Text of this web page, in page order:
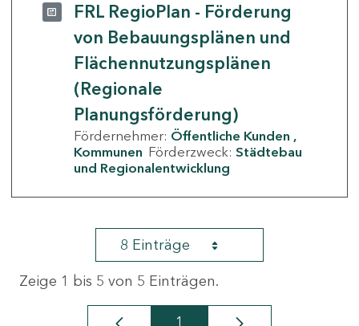
FRL RegioPlan - Förderung
von Bebauungsplänen und
Flächennutzungsplänen
(Regionale
Planungsförderung)
Fördernehmer: Öffentliche Kunden
Kommunen Förderzweck: Städtebau
und Regionalentwicklung
8 Einträge
Zeige 1 bis 5 von 5 Einträgen.
1